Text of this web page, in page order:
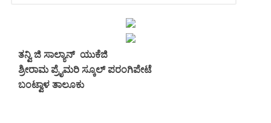
ತನ್ವಿ ಜಿ ಸಾಲ್ಯಾನ್ ಯುಕೆಜಿ
ಶ್ರೀರಾಮ ಪ್ರೈಮರಿ ಸ್ಕೂಲ್ ಪರಂಗಿಪೇಟೆ
ಬಂಟ್ವಾಳ ತಾಲೂಕು